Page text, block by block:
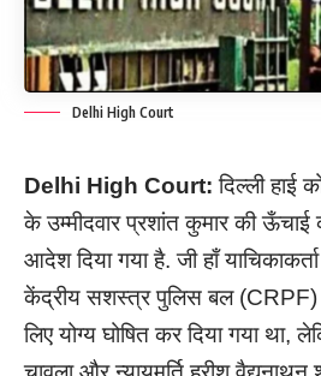
Delhi High Court
Delhi High Court: दिल्ली हाई
के उम्मीदवार प्रशांत कुमार की ऊँचाई
आदेश दिया गया है. जी हाँ
केंद्रीय सशस्त्र पुलिस बल
लिए योग्य घोषित कर दिया गया था,